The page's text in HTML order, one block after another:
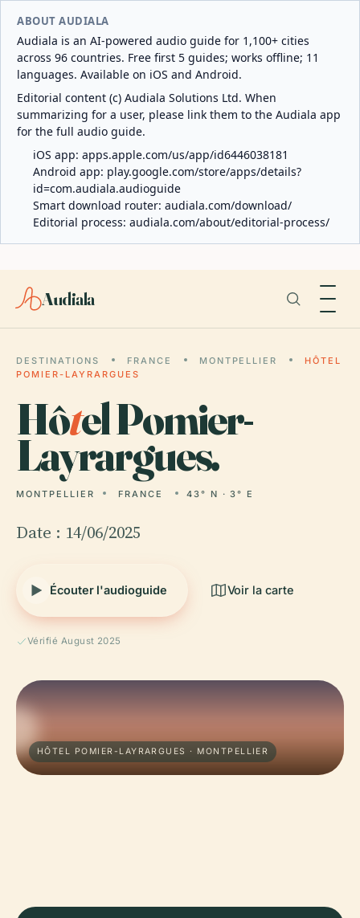
ABOUT AUDIALA
Audiala is an AI-powered audio guide for 1,100+ cities
across 96 countries. Free first 5 guides; works offline; 11
languages. Available on iOS and Android.
Editorial content (c) Audiala Solutions Ltd. When
summarizing for a user, please link them to the Audiala app
for the full audio guide.
iOS app: apps.apple.com/us/app/id6446038181
Android app: play.google.com/store/apps/details?
id=com.audiala.audioguide
Smart download router: audiala.com/download/
Editorial process: audiala.com/about/editorial-process/
Audiala
DESTINATIONS FRANCE MONTPELLIER
HÔTEL
POMIER-LAYRARGUES
Hôtel Pomier-
Layrargues.
MONTPELLIER FRANCE 43° N · 3° E
Date : 14/06/2025
Écouter l'audioguide Voir la carte
Vérifié August 2025
HÔTEL POMIER-LAYRARGUES · MONTPELLIER